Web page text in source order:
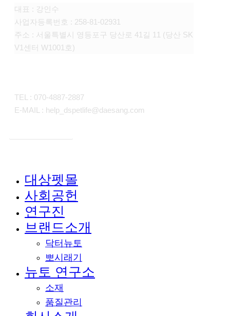
대표 : 강인수
사업자등록번호 : 258-81-02931
주소 : 서울특별시 영등포구 당산로 41길 11 (당산 SK
V1센터 W1001호)
TEL : 070-4887-2887
E-MAIL : help_dspetlife@daesang.com
Close 대상펫몰
사회공헌
연구진
브랜드소개
닥터뉴토
뽀시래기
뉴토 연구소
소재
품질관리